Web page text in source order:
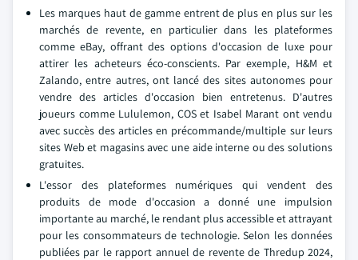
Les marques haut de gamme entrent de plus en plus sur les
marchés de revente, en particulier dans les plateformes
comme eBay, offrant des options d'occasion de luxe pour
attirer les acheteurs éco-conscients. Par exemple, H&M et
Zalando, entre autres, ont lancé des sites autonomes pour
vendre des articles d'occasion bien entretenus. D'autres
joueurs comme Lululemon, COS et Isabel Marant ont vendu
avec succès des articles en précommande/multiple sur leurs
sites Web et magasins avec une aide interne ou des solutions
gratuites.
L'essor des plateformes numériques qui vendent des
produits de mode d'occasion a donné une impulsion
importante au marché, le rendant plus accessible et attrayant
pour les consommateurs de technologie. Selon les données
publiées par le rapport annuel de revente de Thredup 2024,